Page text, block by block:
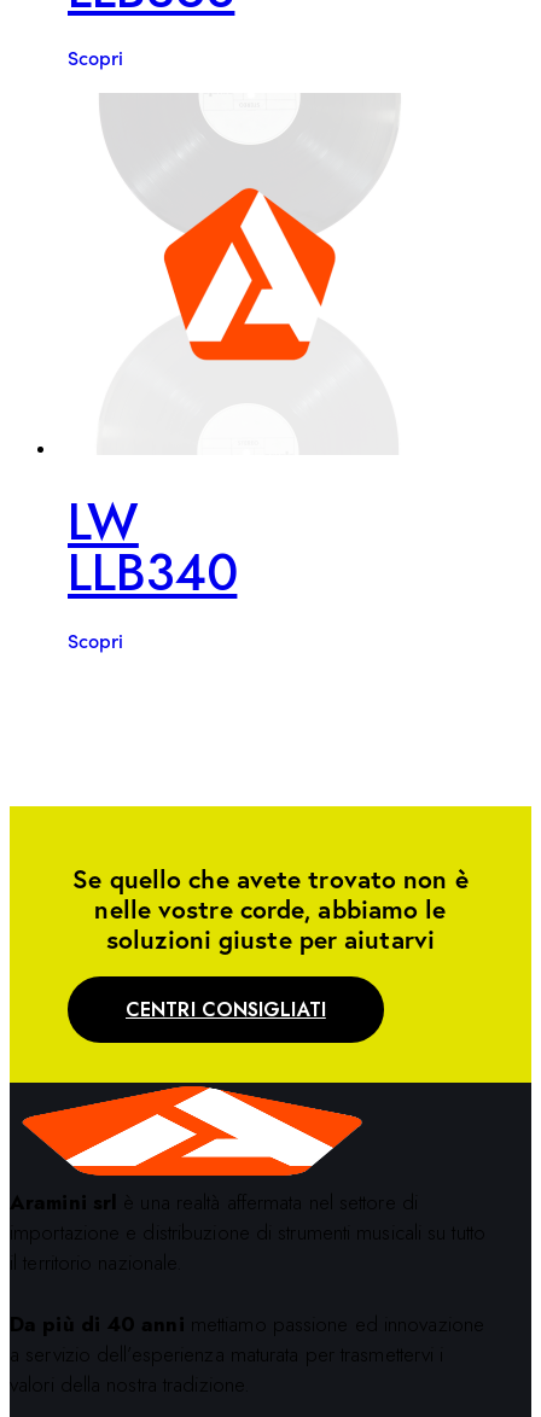
Scopri
LW
LLB340
Scopri
Se quello che avete trovato non è
nelle vostre corde, abbiamo le
soluzioni giuste per aiutarvi
CENTRI CONSIGLIATI
Aramini srl è una realtà affermata nel settore di
importazione e distribuzione di strumenti musicali su tutto
il territorio nazionale.
Da più di 40 anni mettiamo passione ed innovazione
a servizio dell’esperienza maturata per trasmettervi i
valori della nostra tradizione.